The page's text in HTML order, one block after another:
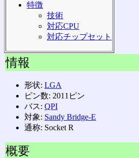
特徴
技術
対応CPU
対応チップセット
情報
形状: LGA
ピン数: 2011ピン
バス: QPI
対象: Sandy Bridge-E
通称: Socket R
概要